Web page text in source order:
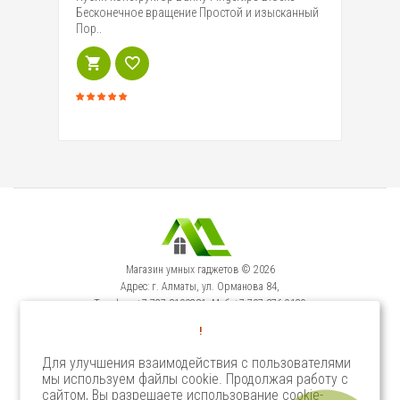
Бесконечное вращение Простой и изысканный
Пор..
Магазин умных гаджетов © 2026
Адрес: г. Алматы, ул. Орманова 84,
Телефон: +7-727-3100231, Моб: +7-707-376-9129
Сервисный Центр: г. Алматы, ул. Орманова 84.
Select Language ▼
!
Для улучшения взаимодействия с пользователями
мы используем файлы cookie. Продолжая работу с
сайтом, Вы разрешаете использование cookie-